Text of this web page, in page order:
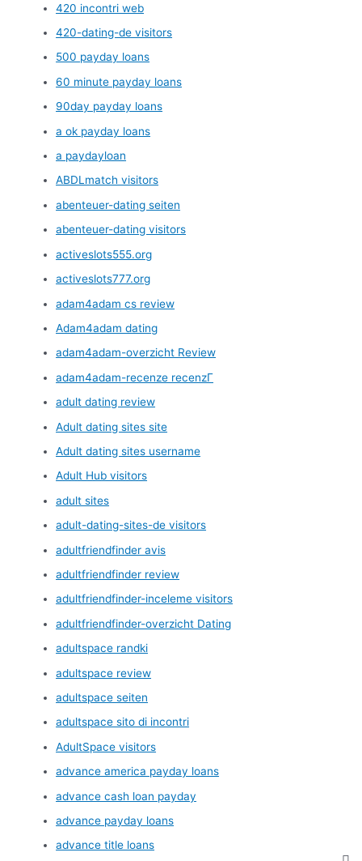
420 incontri web
420-dating-de visitors
500 payday loans
60 minute payday loans
90day payday loans
a ok payday loans
a paydayloan
ABDLmatch visitors
abenteuer-dating seiten
abenteuer-dating visitors
activeslots555.org
activeslots777.org
adam4adam cs review
Adam4adam dating
adam4adam-overzicht Review
adam4adam-recenze recenzГ­
adult dating review
Adult dating sites site
Adult dating sites username
Adult Hub visitors
adult sites
adult-dating-sites-de visitors
adultfriendfinder avis
adultfriendfinder review
adultfriendfinder-inceleme visitors
adultfriendfinder-overzicht Dating
adultspace randki
adultspace review
adultspace seiten
adultspace sito di incontri
AdultSpace visitors
advance america payday loans
advance cash loan payday
advance payday loans
advance title loans